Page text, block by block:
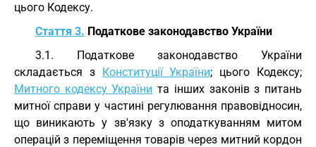
цього Кодексу.
Стаття 3. Податкове законодавство України
3.1. Податкове законодавство України
складається з Конституції України; цього Кодексу;
Митного кодексу України та інших законів з питань
митної справи у частині регулювання правовідносин,
що виникають у зв'язку з оподаткуванням митом
операцій з переміщення товарів через митний кордон